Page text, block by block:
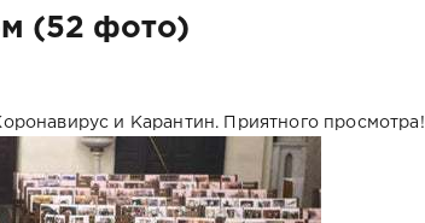
(52 фото)
и Карантин. Приятного просмотра!